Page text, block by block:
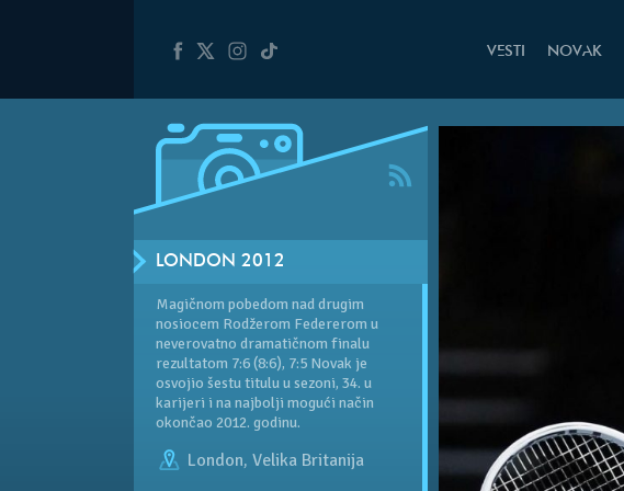
VESTI NOVAK
LONDON 2012
Magičnom pobedom nad drugim
nosiocem Rodžerom Federerom u
neverovatno dramatičnom finalu
rezultatom 7:6 (8:6), 7:5 Novak je
osvojio šestu titulu u sezoni, 34. u
karijeri i na najbolji mogući način
okončao 2012. godinu.
London, Velika Britanija